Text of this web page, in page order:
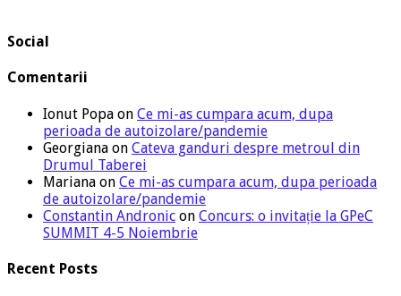
Social
Comentarii
Ionut Popa on Ce mi-as cumpara acum, dupa
perioada de autoizolare/pandemie
Georgiana on Cateva ganduri despre metroul din
Drumul Taberei
Mariana on Ce mi-as cumpara acum, dupa perioada
de autoizolare/pandemie
Constantin Andronic on Concurs: o invitație la GPeC
SUMMIT 4-5 Noiembrie
Recent Posts